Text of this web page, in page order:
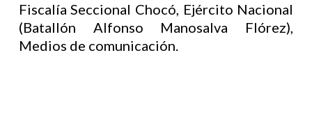
Fiscalía Seccional Chocó, Ejército Nacional
(Batallón Alfonso Manosalva Flórez),
Medios de comunicación.